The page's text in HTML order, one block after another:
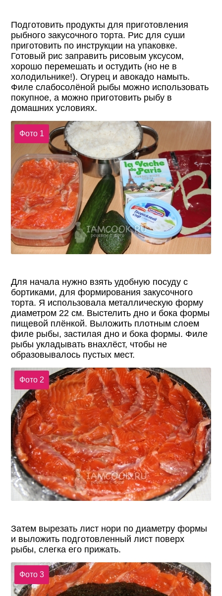
Подготовить продукты для приготовления
рыбного закусочного торта. Рис для суши
приготовить по инструкции на упаковке.
Готовый рис заправить рисовым уксусом,
хорошо перемешать и остудить (но не в
холодильнике!). Огурец и авокадо намыть.
Филе слабосолёной рыбы можно использовать
покупное, а можно приготовить рыбу в
домашних условиях.
Фото 1
Для начала нужно взять удобную посуду с
бортиками, для формирования закусочного
торта. Я использовала металлическую форму
диаметром 22 см. Выстелить дно и бока формы
пищевой плёнкой. Выложить плотным слоем
филе рыбы, застилая дно и бока формы. Филе
рыбы укладывать внахлёст, чтобы не
образовывалось пустых мест.
Фото 2
Затем вырезать лист нори по диаметру формы
и выложить подготовленный лист поверх
рыбы, слегка его прижать.
Фото 3